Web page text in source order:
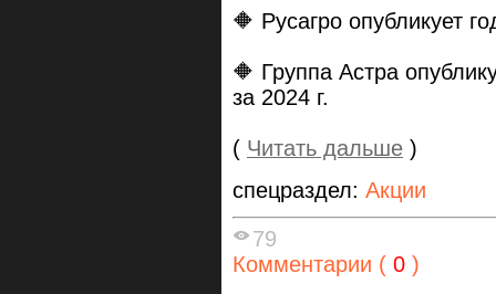
🔶 Русагро опубликует
🔶 Группа Астра
за 2024 г.
( Читать дальше )
спецраздел: Акции
79
Комментарии ( 0 )